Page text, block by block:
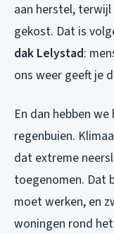
aan herstel,
gekost. Dat is
dak Lelystad:
ons weer geeft je
En dan hebben
regenbuien.
dat extreme
toegenomen. Dat
moet werken, en
woningen rond